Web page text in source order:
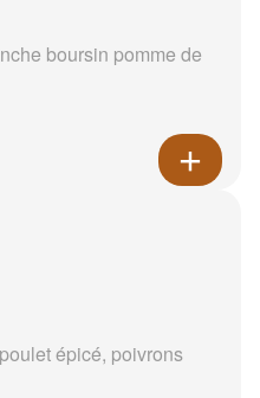
boursin pomme de
épicé, poivrons